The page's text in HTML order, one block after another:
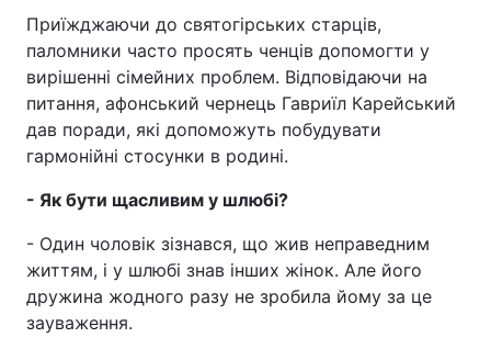
Головна Війна
Приїжджаючи до святогірських старців,
паломники часто просять ченців допомогти у
вирішенні сімейних проблем. Відповідаючи на
питання, афонський чернець Гавриїл Карейський
дав поради, які допоможуть побудувати
гармонійні стосунки в родині.
- Як бути щасливим у шлюбі?
- Один чоловік зізнався, що жив неправедним ​​
життям, і у шлюбі знав інших жінок. Але його
дружина жодного разу не зробила йому за це
зауваження.